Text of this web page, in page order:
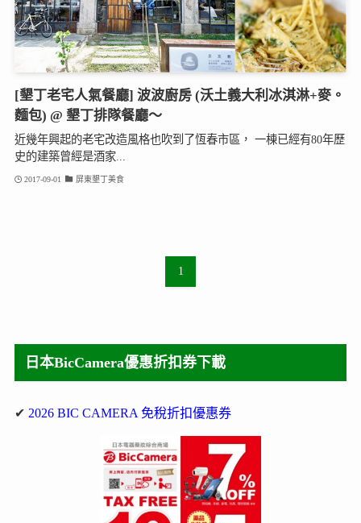
[墾丁老宅人氣餐廳] 波波廚房 (沃土義大利冰淇淋+麥。
麵包) @ 墾丁排隊餐廳～
近幾年興起的老宅改造風格也吹到了恆春市區， 一棟已經有80年歷
史的建築曾經是酒家...
2017-09-01 屏東墾丁美食
1
日本BicCamera優惠折扣券下載
✔ 2026 BIC CAMERA 免稅折扣優惠券